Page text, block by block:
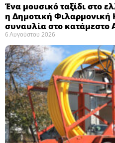
Ένα μουσικό ταξίδι στο
η Δημοτική Φιλαρμονική
συναυλία στο κατάμεστο
6 Αυγούστου 2026